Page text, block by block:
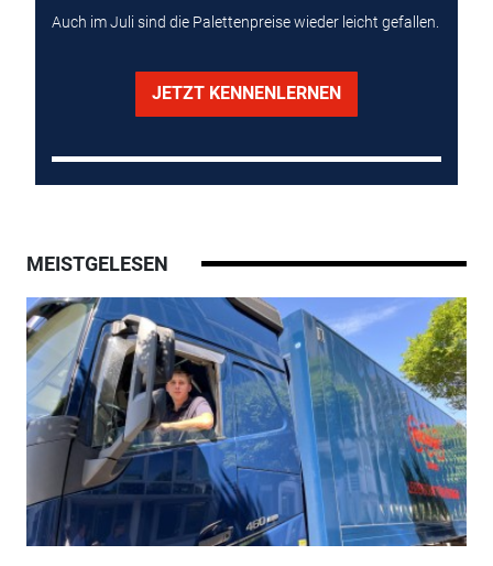
Auch im Juli sind die Palettenpreise wieder leicht gefallen.
JETZT KENNENLERNEN
MEISTGELESEN